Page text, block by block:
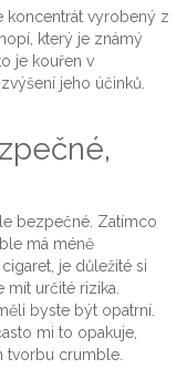
koncentrát vyrobený z
který je známý
je kouřen v
jeho účinků.
bezpečné. Zatímco
má méně
je důležité si
určité rizika.
byste být opatrní.
mi to opakuje,
tvorbu crumble.